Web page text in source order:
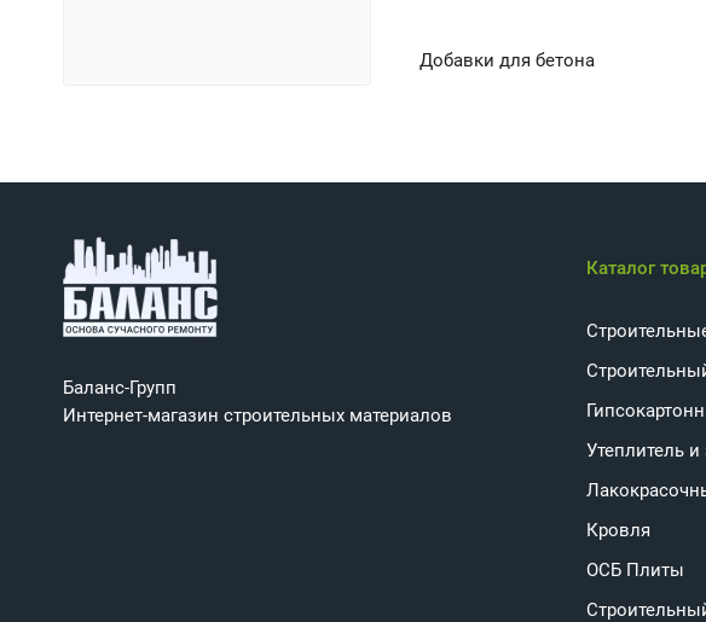
Добавки для бетона
Баланс-Групп
Интернет-магазин строительных материалов
Каталог
Утеплитель
Кровля
ОСБ Плиты